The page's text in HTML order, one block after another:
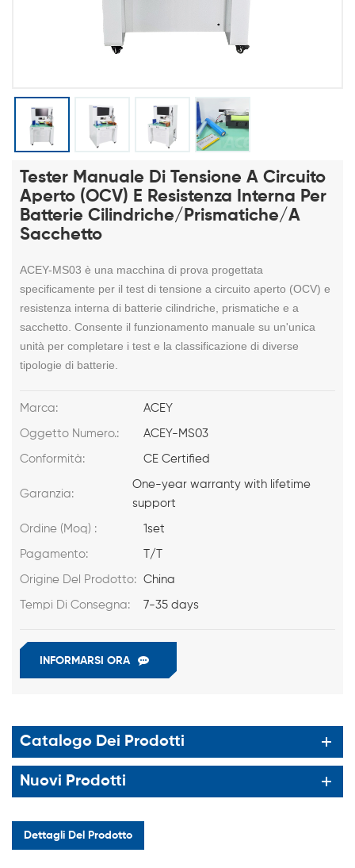
Tester Manuale Di Tensione A Circuito
Aperto (OCV) E Resistenza Interna Per
Batterie Cilindriche/prismatiche/a
Sacchetto
ACEY-MS03 è una macchina di prova progettata
specificamente per il test di tensione a circuito aperto (OCV) e
resistenza interna di batterie cilindriche, prismatiche e a
sacchetto. Consente il funzionamento manuale su un'unica
unità per completare i test e la classificazione di diverse
tipologie di batterie.
Marca: ACEY
Oggetto Numero.: ACEY-MS03
Conformità: CE Certified
Garanzia:
One-year warranty with lifetime
support
Ordine (Moq) : 1set
Pagamento: T/T
Origine Del Prodotto: China
Tempi Di Consegna: 7-35 days
INFORMARSI ORA
Catalogo Dei Prodotti
Nuovi Prodotti
Dettagli Del Prodotto